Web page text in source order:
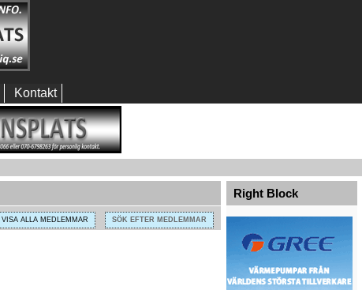
Kontakt
VISA ALLA MEDLEMMAR SÖK EFTER MEDLEMMAR
Right Block